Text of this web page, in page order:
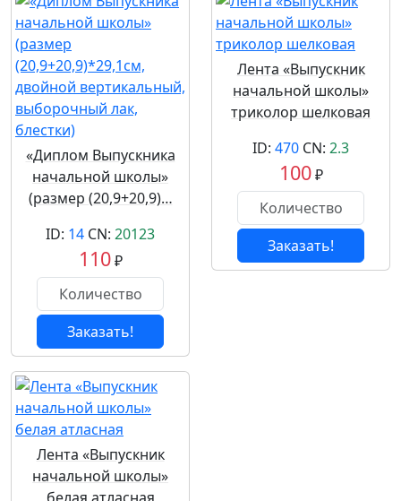
«Диплом Выпускника
начальной школы»
(размер (20,9+20,9)…
ID: 14 CN: 20123
110₽
Заказать!
Лента «Выпускник
начальной школы»
триколор шелковая
ID: 470 CN: 2.3
100₽
Заказать!
Лента «Выпускник
начальной школы»